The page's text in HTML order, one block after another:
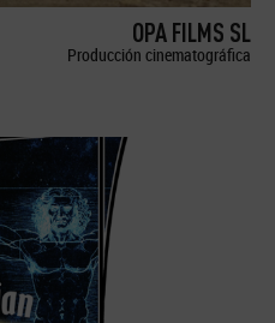
OPA FILMS SL
Producción cinematográfica